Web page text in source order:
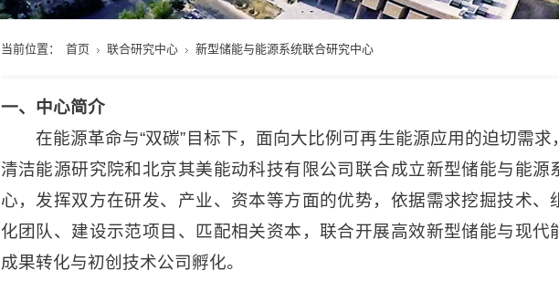
当前位置： 首页 联合研究中心 新型储能与能源系统联合研究中心
一、中心简介
在能源革命与“双碳”目标下，面向大比例可再生能源应用的迫切需求
清洁能源研究院和北京其美能动科技有限公司联合成立新型储能与能源
心，发挥双方在研发、产业、资本等方面的优势，依据需求挖掘技术、
化团队、建设示范项目、匹配相关资本，联合开展高效新型储能与现代
成果转化与初创技术公司孵化。